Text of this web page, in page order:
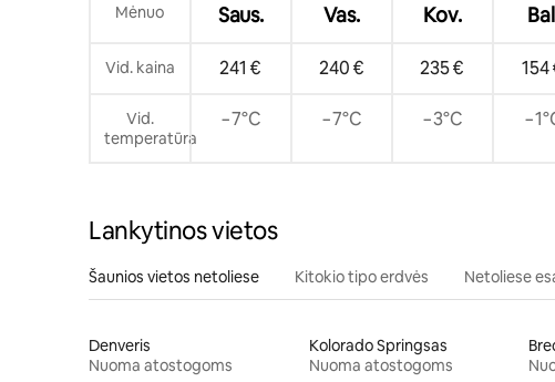
Mėnuo Saus. Vas. Kov.
Vid. kaina 241 € 240 € 235 € 154
Vid.
temperatūra
−7°C −7°C −3°C
Lankytinos vietos
Šaunios vietos netoliese Kitokio tipo erdvės Netoliese
Denveris
Nuoma atostogoms
Kolorado Springsas
Nuoma atostogoms